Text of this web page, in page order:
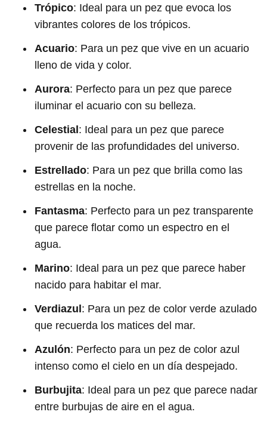
Trópico: Ideal para un pez que evoca los
vibrantes colores de los trópicos.
Acuario: Para un pez que vive en un acuario
lleno de vida y color.
Aurora: Perfecto para un pez que parece
iluminar el acuario con su belleza.
Celestial : Ideal para un pez que parece
provenir de las profundidades del universo.
Estrellado: Para un pez que brilla como las
estrellas en la noche.
Fantasma: Perfecto para un pez transparente
que parece flotar como un espectro en el
agua.
Marino: Ideal para un pez que parece haber
nacido para habitar el mar.
Verdiazul : Para un pez de color verde azulado
que recuerda los matices del mar.
Azulón: Perfecto para un pez de color azul
intenso como el cielo en un día despejado.
Burbujita: Ideal para un pez que parece nadar
entre burbujas de aire en el agua.